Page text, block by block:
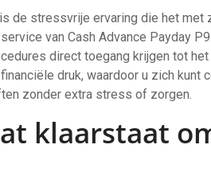
de stressvrije ervaring die het met
van Cash Advance Payday
direct toegang krijgen tot
druk, waardoor u zich kunt
zonder extra stress of zorgen.
klaarstaat